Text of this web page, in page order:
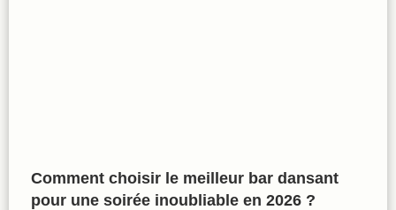
Comment choisir le meilleur bar dansant
pour une soirée inoubliable en 2026 ?